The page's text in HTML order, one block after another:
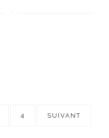
4 SUIVANT